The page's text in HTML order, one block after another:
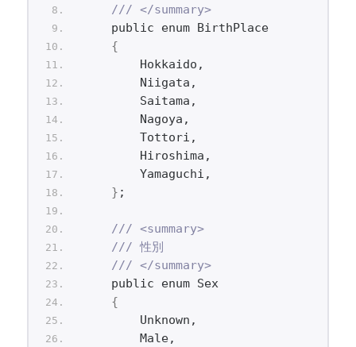
/// </summary>
    public enum BirthPlace
{
        Hokkaido,
        Niigata,
        Saitama,
        Nagoya,
        Tottori,
        Hiroshima,
        Yamaguchi,
} ;
/// <summary>
/// 性別
/// </summary>
    public enum Sex
{
        Unknown,
        Male,